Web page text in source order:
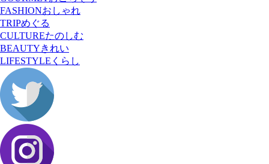
FASHIONおしゃれ
TRIPめぐる
CULTUREたのしむ
BEAUTYきれい
LIFESTYLE くらし